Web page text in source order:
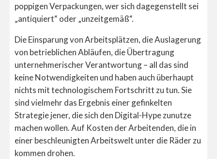
poppigen Verpackungen, wer sich dagegenstellt sei
„antiquiert“ oder „unzeitgemäß“.
Die Einsparung von Arbeitsplätzen, die Auslagerung
von betrieblichen Abläufen, die Übertragung
unternehmerischer Verantwortung – all das sind
keine Notwendigkeiten und haben auch überhaupt
nichts mit technologischem Fortschritt zu tun. Sie
sind vielmehr das Ergebnis einer gefinkelten
Strategie jener, die sich den Digital-Hype zunutze
machen wollen. Auf Kosten der Arbeitenden, die in
einer beschleunigten Arbeitswelt unter die Räder zu
kommen drohen.